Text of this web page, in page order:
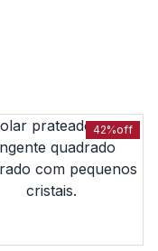
42%off